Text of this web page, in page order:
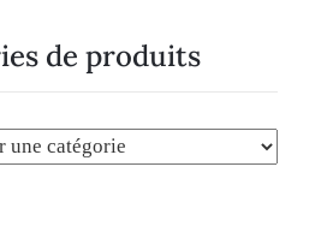
de produits